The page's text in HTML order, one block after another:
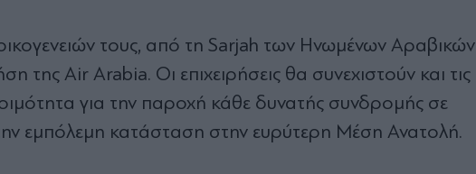
τους, από τη Sarjah των Ηνωμένων Αραβικών
Air Arabia. Οι επιχειρήσεις θα συνεχιστούν και τις
για την παροχή κάθε δυνατής συνδρομής σε
εμπόλεμη κατάσταση στην ευρύτερη Μέση Ανατολή.